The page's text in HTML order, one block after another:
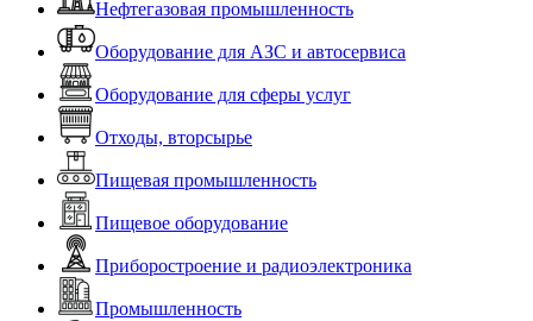
Нефтегазовая промышленность
Оборудование для АЗС и автосервиса
Оборудование для сферы услуг
Отходы, вторсырье
Пищевая промышленность
Пищевое оборудование
Приборостроение и радиоэлектроника
Промышленность